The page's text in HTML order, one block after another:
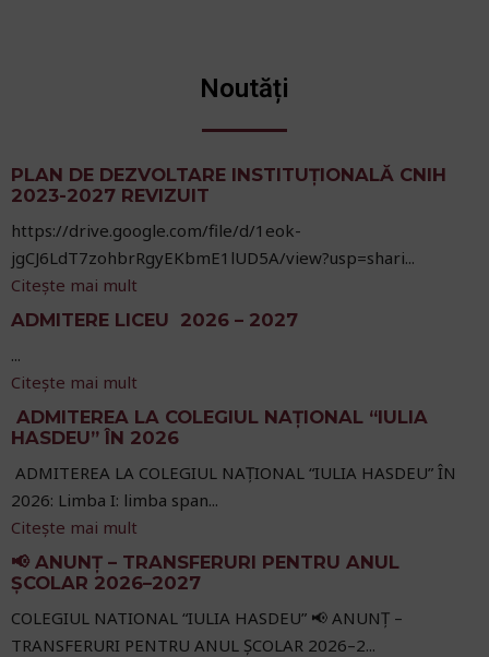
Noutăți
PLAN DE DEZVOLTARE INSTITUȚIONALĂ CNIH
2023-2027 REVIZUIT
https://drive.google.com/file/d/1eok-
jgCJ6LdT7zohbrRgyEKbmE1lUD5A/view?usp=shari...
Citește mai mult
ADMITERE LICEU 2026 – 2027
...
Citește mai mult
ADMITEREA LA COLEGIUL NAȚIONAL “IULIA
HASDEU” ÎN 2026
ADMITEREA LA COLEGIUL NAȚIONAL “IULIA HASDEU” ÎN
2026: Limba I: limba span...
Citește mai mult
📢 ANUNȚ – TRANSFERURI PENTRU ANUL
ȘCOLAR 2026–2027
COLEGIUL NATIONAL “IULIA HASDEU” 📢 ANUNȚ –
TRANSFERURI PENTRU ANUL ȘCOLAR 2026–2...